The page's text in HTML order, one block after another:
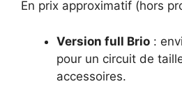
En prix approximatif (hors
Version full Brio :
pour un circuit de
accessoires.